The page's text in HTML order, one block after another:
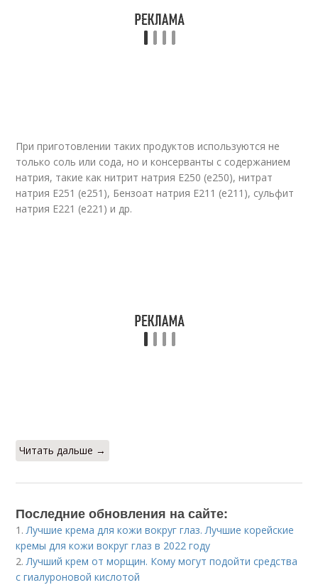
При приготовлении таких продуктов используются не
только соль или сода, но и консерванты с содержанием
натрия, такие как нитрит натрия E250 (е250), нитрат
натрия E251 (е251), Бензоат натрия Е211 (е211), сульфит
натрия Е221 (е221) и др.
Читать дальше →
Последние обновления на сайте:
1.Лучшие крема для кожи вокруг глаз. Лучшие корейские
кремы для кожи вокруг глаз в 2022 году
2.Лучший крем от морщин. Кому могут подойти средства
с гиалуроновой кислотой